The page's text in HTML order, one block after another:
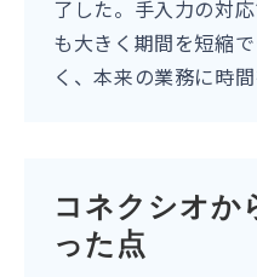
了した。手入力の対
も大きく期間を短縮
く、本来の業務に時
コネクシオか
った点